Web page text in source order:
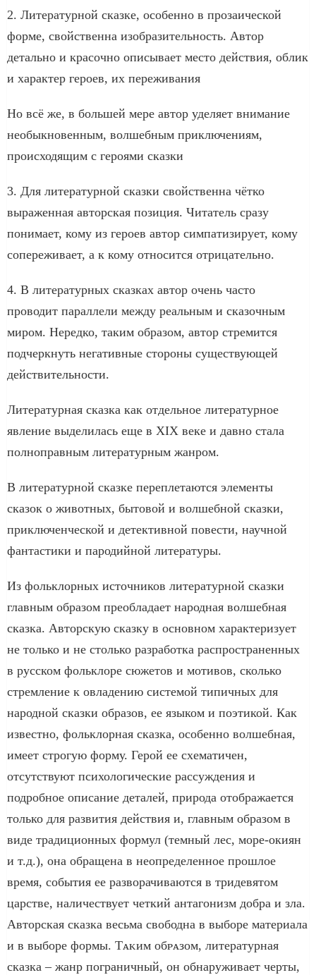
2. Литературной сказке, особенно в прозаической
форме, свойственна изобразительность. Автор
детально и красочно описывает место действия, облик
и характер героев, их переживания
Но всё же, в большей мере автор уделяет внимание
необыкновенным, волшебным приключениям,
происходящим с героями сказки
3. Для литературной сказки свойственна чётко
выраженная авторская позиция. Читатель сразу
понимает, кому из героев автор симпатизирует, кому
сопереживает, а к кому относится отрицательно.
4. В литературных сказках автор очень часто
проводит параллели между реальным и сказочным
миром. Нередко, таким образом, автор стремится
подчеркнуть негативные стороны существующей
действительности.
Литературная сказка как отдельное литературное
явление выделилась еще в ХІХ веке и давно стала
полноправным литературным жанром.
В литературной сказке переплетаются элементы
сказок о животных, бытовой и волшебной сказки,
приключенческой и детективной повести, научной
фантастики и пародийной литературы.
Из фольклорных источников литературной сказки
главным образом преобладает народная волшебная
сказка. Авторскую сказку в основном характеризует
не только и не столько разработка распространенных
в русском фольклоре сюжетов и мотивов, сколько
стремление к овладению системой типичных для
народной сказки образов, ее языком и поэтикой. Как
известно, фольклорная сказка, особенно волшебная,
имеет строгую форму. Герой ее схематичен,
отсутствуют психологические рассуждения и
подробное описание деталей, природа отображается
только для развития действия и, главным образом в
виде традиционных формул (темный лес, море-окиян
и т.д.), она обращена в неопределенное прошлое
время, события ее разворачиваются в тридевятом
царстве, наличествует четкий антагонизм добра и зла.
Авторская сказка весьма свободна в выборе материала
и в выборе формы. Τᴀᴋᴎᴍ ᴏбᴩᴀᴈᴏᴍ, литературная
сказка – жанр пограничный, он обнаруживает черты,